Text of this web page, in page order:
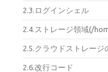
2.3.ログインシェル
2.4.ストレージ領域(/
2.5.クラウドストレージ
2.6.改行コード